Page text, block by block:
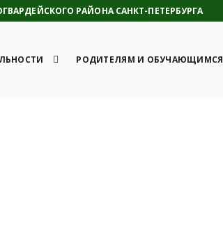
РАЙОНА САНКТ-ПЕТЕРБУРГА
РОДИТЕЛЯМ И ОБУЧАЮЩИМСЯ